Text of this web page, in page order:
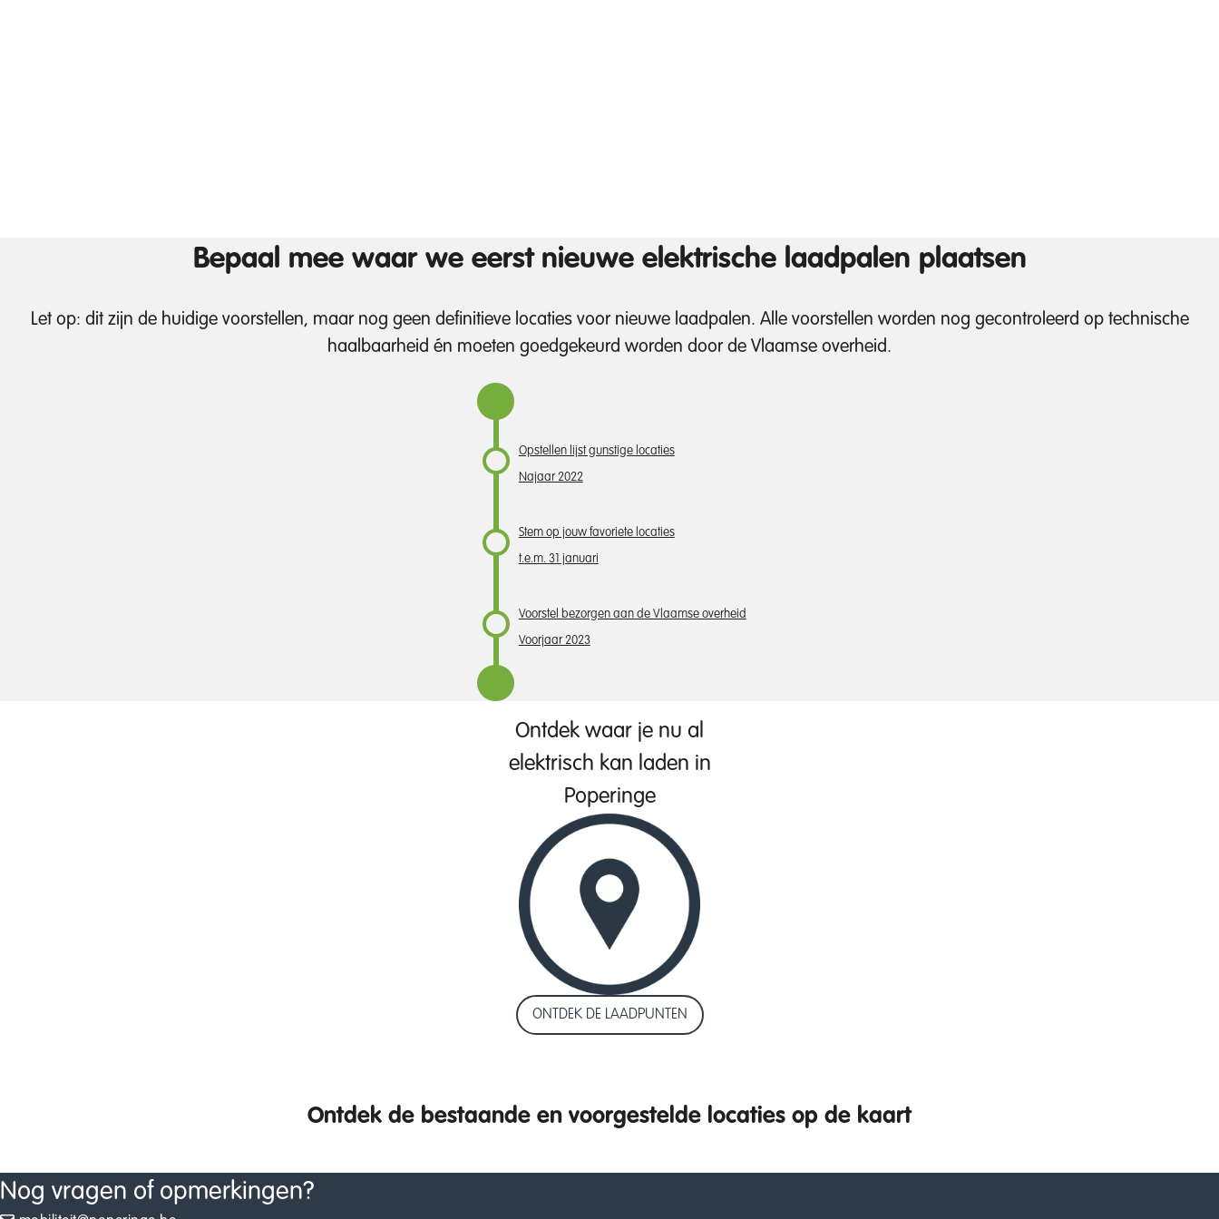
Bepaal mee waar we eerst nieuwe elektrische laadpalen plaatsen
Let op: dit zijn de huidige voorstellen, maar nog geen definitieve locaties voor nieuwe laadpalen. Alle voorstellen worden nog gecontroleerd op technische
haalbaarheid én moeten goedgekeurd worden door de Vlaamse overheid.
Opstellen lijst gunstige locaties
Najaar 2022
Stem op jouw favoriete locaties
t.e.m. 31 januari
Voorstel bezorgen aan de Vlaamse overheid
Voorjaar 2023
Ontdek waar je nu al
elektrisch kan laden in
Poperinge
ONTDEK DE LAADPUNTEN
Ontdek de bestaande en voorgestelde locaties op de kaart
Nog vragen of opmerkingen?